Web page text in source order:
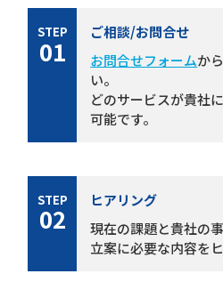
STEP
01
ご相談/お問合せ
お問合せフォームか
い。
どのサービスが貴社
可能です。
STEP
02
ヒアリング
現在の課題と貴社の
立案に必要な内容を